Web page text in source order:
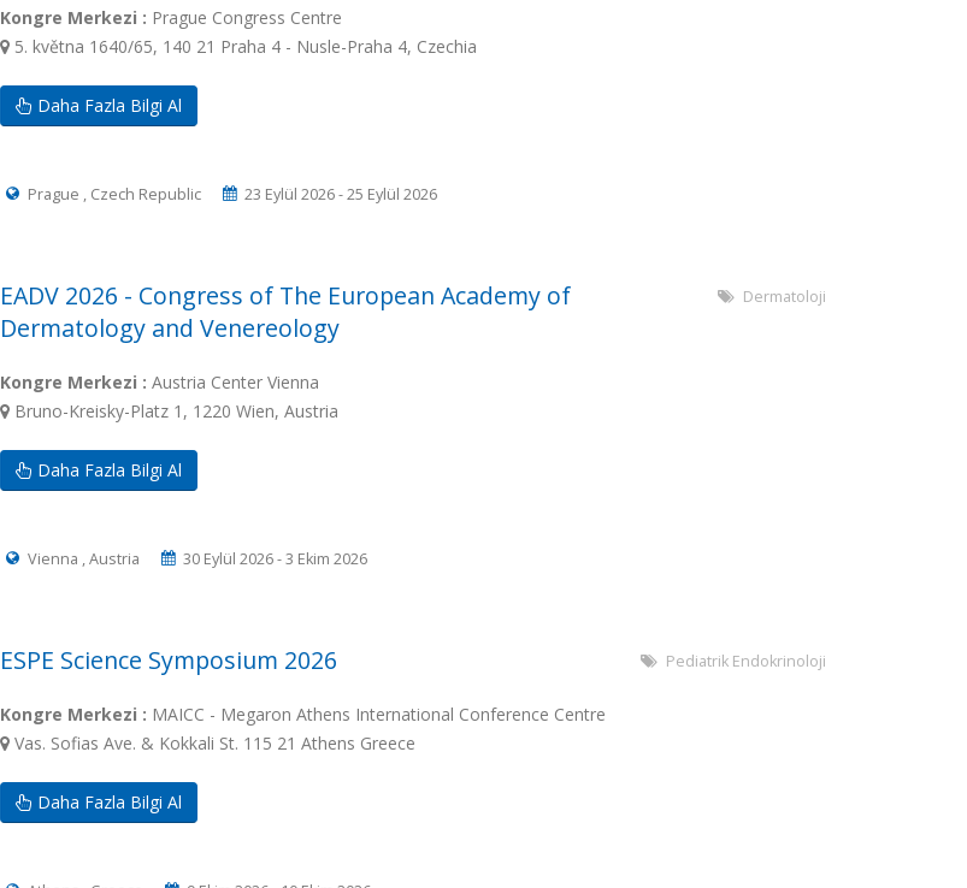
Kongre Merkezi : Prague Congress Centre
5. května 1640/65, 140 21 Praha 4 - Nusle-Praha 4, Czechia
Daha Fazla Bilgi Al
Prague , Czech Republic 23 Eylül 2026 - 25 Eylül 2026
Dermatoloji
EADV 2026 - Congress of The European Academy of
Dermatology and Venereology
Kongre Merkezi : Austria Center Vienna
Bruno-Kreisky-Platz 1, 1220 Wien, Austria
Daha Fazla Bilgi Al
Vienna , Austria 30 Eylül 2026 - 3 Ekim 2026
Pediatrik Endokrinoloji
ESPE Science Symposium 2026
Kongre Merkezi : MAICC - Megaron Athens International Conference Centre
Vas. Sofias Ave. & Kokkali St. 115 21 Athens Greece
Daha Fazla Bilgi Al